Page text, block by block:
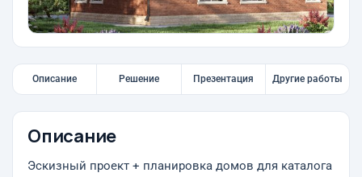
Описание Решение Презентация Другие работы
Описание
Эскизный проект + планировка домов для каталога